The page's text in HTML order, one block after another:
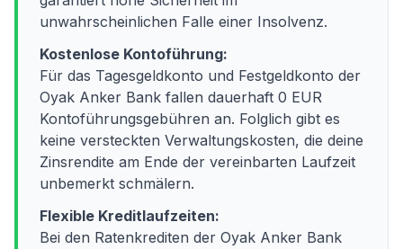
unwahrscheinlichen Falle einer Insolvenz.
Kostenlose Kontoführung:
Für das Tagesgeldkonto und Festgeldkonto der
Oyak Anker Bank fallen dauerhaft 0 EUR
Kontoführungsgebühren an. Folglich gibt es
keine versteckten Verwaltungskosten, die deine
Zinsrendite am Ende der vereinbarten Laufzeit
unbemerkt schmälern.
Flexible Kreditlaufzeiten:
Bei den Ratenkrediten der Oyak Anker Bank